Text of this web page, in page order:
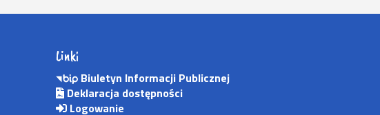
Linki
Biuletyn Informacji Publicznej
Deklaracja dostępności
Logowanie